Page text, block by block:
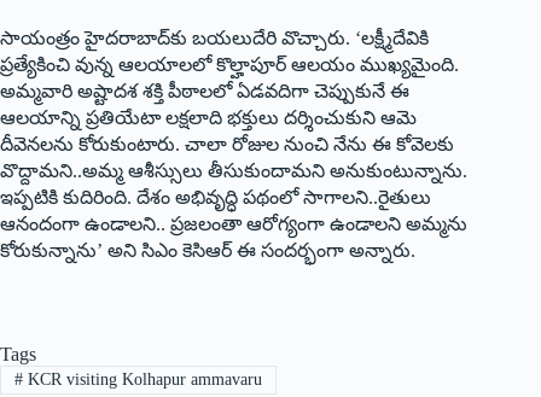
సాయంత్రం హైదరాబాద్‌కు బయలుదేరి వొచ్చారు. ‘లక్ష్మీదేవికి
ప్రత్యేకించి వున్న ఆలయాలలో కొల్హాపూర్‌ ఆలయం ముఖ్యమైంది.
అమ్మవారి అష్టాదశ శక్తి పీఠాలలో ఏడవదిగా చెప్పుకునే ఈ
ఆలయాన్ని ప్రతియేటా లక్షలాది భక్తులు దర్శించుకుని ఆమె
దీవెనలను కోరుకుంటారు. చాలా రోజుల నుంచి నేను ఈ కోవెలకు
వొద్దామని..అమ్మ ఆశీస్సులు తీసుకుందామని అనుకుంటున్నాను.
ఇప్పటికి కుదిరింది. దేశం అభివృద్ధి పథంలో సాగాలని..రైతులు
ఆనందంగా ఉండాలని.. ప్రజలంతా ఆరోగ్యంగా ఉండాలని అమ్మను
కోరుకున్నాను’ అని సిఎం కెసిఆర్‌ ఈ ‌సందర్భంగా అన్నారు.
Tags
#KCR visiting Kolhapur ammavaru